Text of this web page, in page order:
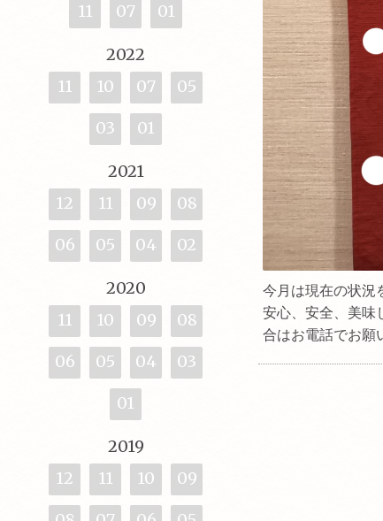
今月は現在の状況
安心、安全、美味
合はお電話でお願
11
07 01
2022
11
10 07 05
03 01
2021
12
11 09 08
06 05 04 02
2020
11
10 09 08
06 05 04 03
01
2019
12
11 10 09